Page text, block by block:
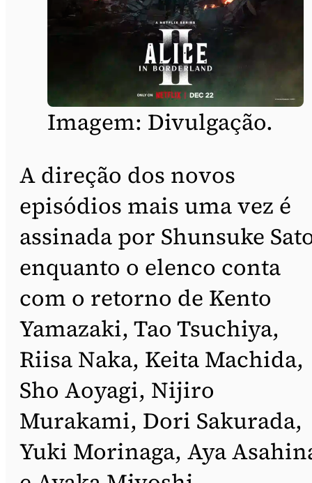
Imagem: Divulgação.
A direção dos novos
episódios mais uma vez é
assinada por Shunsuke
enquanto o elenco conta
com o retorno de Kento
Yamazaki, Tao Tsuchiya,
Riisa Naka, Keita Machida,
Sho Aoyagi, Nijiro
Murakami, Dori Sakurada,
Yuki Morinaga, Aya